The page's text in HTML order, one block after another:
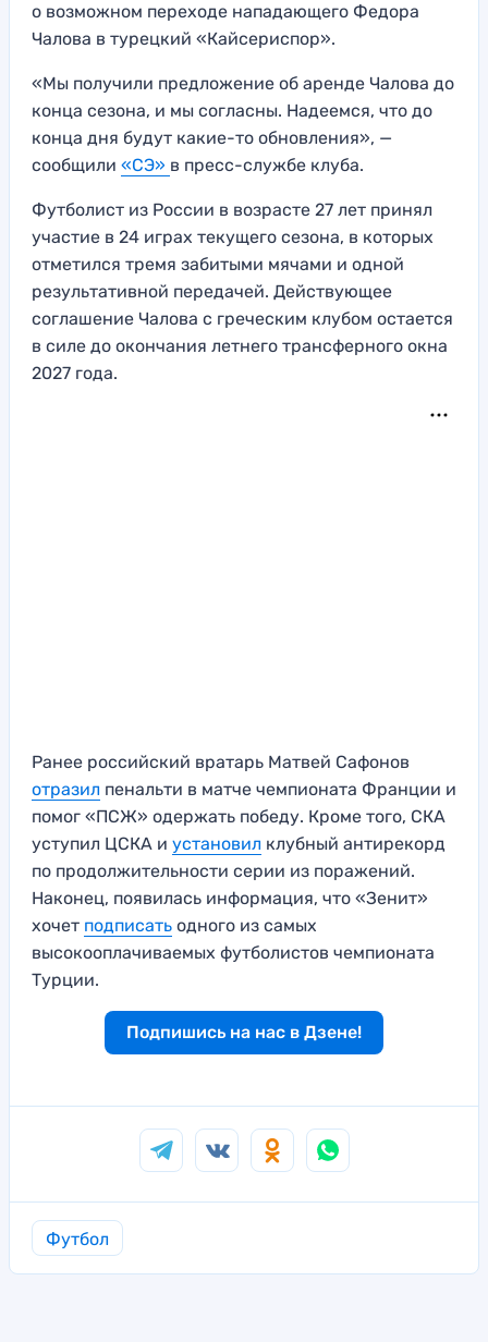
о возможном переходе нападающего Федора
Чалова в турецкий «Кайсериспор».
«Мы получили предложение об аренде Чалова до
конца сезона, и мы согласны. Надеемся, что до
конца дня будут какие-то обновления», —
сообщили «СЭ» в пресс-службе клуба.
Футболист из России в возрасте 27 лет принял
участие в 24 играх текущего сезона, в которых
отметился тремя забитыми мячами и одной
результативной передачей. Действующее
соглашение Чалова с греческим клубом остается
в силе до окончания летнего трансферного окна
2027 года.
Ранее российский вратарь Матвей Сафонов
отразил пенальти в матче чемпионата Франции и
помог «ПСЖ» одержать победу. Кроме того, СКА
уступил ЦСКА и установил клубный антирекорд
по продолжительности серии из поражений.
Наконец, появилась информация, что «Зенит»
хочет подписать одного из самых
высокооплачиваемых футболистов чемпионата
Турции.
Подпишись на нас в Дзене!
Футбол